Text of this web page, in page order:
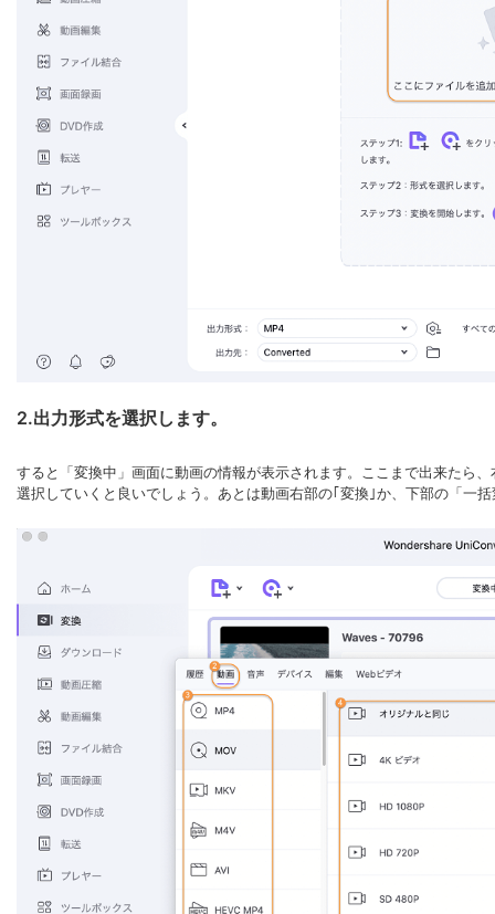
2.出力形式を選択します。
すると「変換中」画面に動画の情報が表示されます。ここまで出来たら
選択していくと良いでしょう。あとは動画右部の｢変換｣か、下部の「一